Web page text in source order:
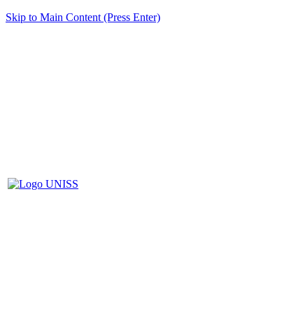
Skip to Main Content (Press Enter)